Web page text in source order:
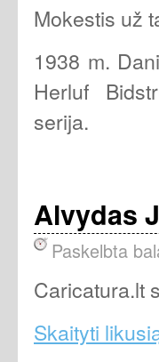
Mokestis už
1938 m.
Herluf
serija.
Alvydas
Paskelbta
Caricatura.lt
Skaityti